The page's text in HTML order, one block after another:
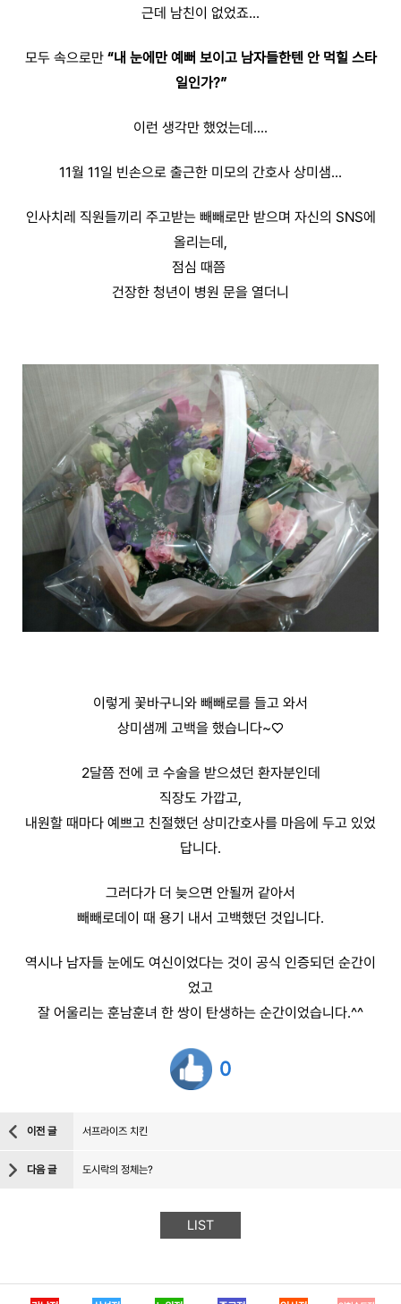
근데 남친이 없었죠...
모두 속으로만 “내 눈에만 예뻐 보이고 남자들한텐 안 먹힐 스타
일인가?”
이런 생각만 했었는데....
11월 11일 빈손으로 출근한 미모의 간호사 상미샘...
인사치레 직원들끼리 주고받는 빼빼로만 받으며 자신의 SNS에
올리는데,
점심 때쯤
건장한 청년이 병원 문을 열더니
이렇게 꽃바구니와 빼빼로를 들고 와서
상미샘께 고백을 했습니다~♡
2달쯤 전에 코 수술을 받으셨던 환자분인데
직장도 가깝고,
내원할 때마다 예쁘고 친절했던 상미간호사를 마음에 두고 있었
답니다.
그러다가 더 늦으면 안될꺼 같아서
빼빼로데이 때 용기 내서 고백했던 것입니다.
역시나 남자들 눈에도 여신이었다는 것이 공식 인증되던 순간이
었고
잘 어울리는 훈남훈녀 한 쌍이 탄생하는 순간이었습니다.^^
0
이전 글 서프라이즈 치킨
다음 글 도시락의 정체는?
LIST